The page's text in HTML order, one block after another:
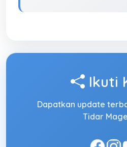
Ikuti
Dapatkan update
Tidar